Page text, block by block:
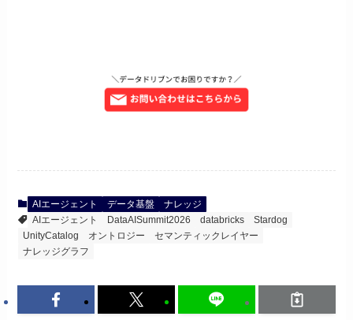
AIエージェント データ基盤
ナレッジ
AIエージェント
DataAISummit2026 databricks
Stardog
UnityCatalog
オントロジー
セマンティックレイヤー
ナレッジグラフ